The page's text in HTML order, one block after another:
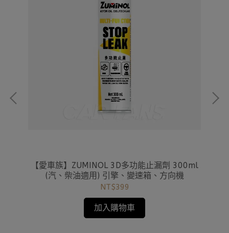
【愛車族】ZUMINOL 3D多功能止漏劑 300ml
(汽、柴油適用) 引擎、變速箱、方向機
NT$399
加入購物車